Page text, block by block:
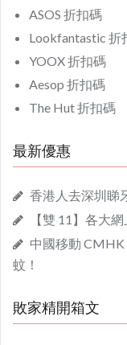
ASOS 折扣碼
Lookfantastic 折
YOOX 折扣碼
Aesop 折扣碼
The Hut 折扣碼
最新優惠
香港人去深圳睇
【雙 11】各大
中國移動
蚊！
敗家精開箱文